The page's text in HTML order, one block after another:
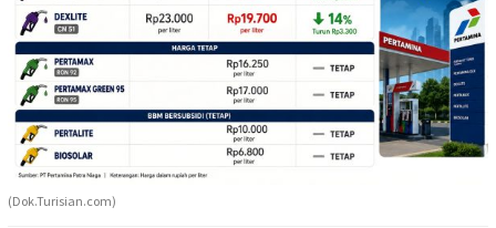
(Dok.Turisian.com)